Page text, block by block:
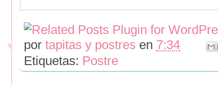
por tapitas y postres en 7:34
Etiquetas: Postre